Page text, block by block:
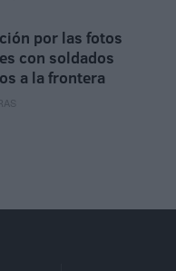
por las fotos
con soldados
a la frontera